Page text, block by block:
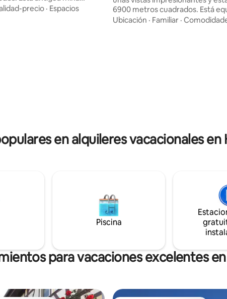
de 5, 113 reseñas
el sol se acurruca contra la
nido de golondrina,
precio · Espacios
6900 metros cuadrados. Está
con sauna y bañera de hidromasaje.
Ubicación · Familiar ·
en alquileres vacacionales en
Piscina
para vacaciones excelentes